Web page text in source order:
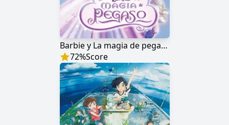
Barbie y La magia de pegaso
72%Score